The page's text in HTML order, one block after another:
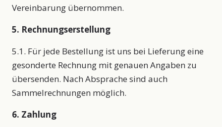
Vereinbarung übernommen.
5. Rechnungserstellung
5.1. Für jede Bestellung ist uns bei Lieferung eine
gesonderte Rechnung mit genauen Angaben zu
übersenden. Nach Absprache sind auch
Sammelrechnungen möglich.
6. Zahlung